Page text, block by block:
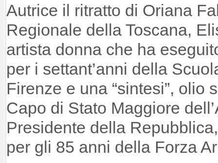
Autrice il ritratto di Oriana
Regionale della Toscana,
artista donna che ha
per i settant’anni della
Firenze e una “sintesi”, olio
Capo di Stato Maggiore
Presidente della
per gli 85 anni della Forza